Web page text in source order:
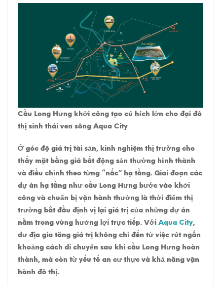
Cầu Long Hưng khởi công tạo cú hích lớn cho đại đô
thị sinh thái ven sông Aqua City
Ở góc độ giá trị tài sản, kinh nghiệm thị trường cho
thấy mặt bằng giá bất động sản thường hình thành
và điều chỉnh theo từng “nấc” hạ tầng. Giai đoạn các
dự án hạ tầng như cầu Long Hưng bước vào khởi
công và chuẩn bị vận hành thường là thời điểm thị
trường bắt đầu định vị lại giá trị của những dự án
nằm trong vùng hưởng lợi trực tiếp. Với Aqua City,
dư địa gia tăng giá trị không chỉ đến từ việc rút ngắn
khoảng cách di chuyển sau khi cầu Long Hưng hoàn
thành, mà còn từ yếu tố an cư thực và khả năng vận
hành đô thị.